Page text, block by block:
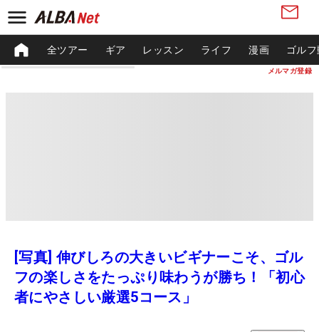
メルマガ登録
全ツアー ギア レッスン ライフ 漫画 ゴル
[写真] 伸びしろの大きいビギナーこそ、ゴル
フの楽しさをたっぷり味わうが勝ち！「初心
者にやさしい厳選5コース」